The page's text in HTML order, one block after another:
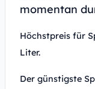
momentan
Höchstpreis für
Liter.
Der günstigste